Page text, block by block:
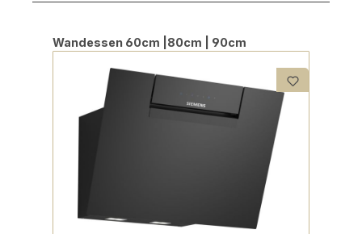
Produktgalerie überspringen
Wandessen 60cm |80cm | 90cm